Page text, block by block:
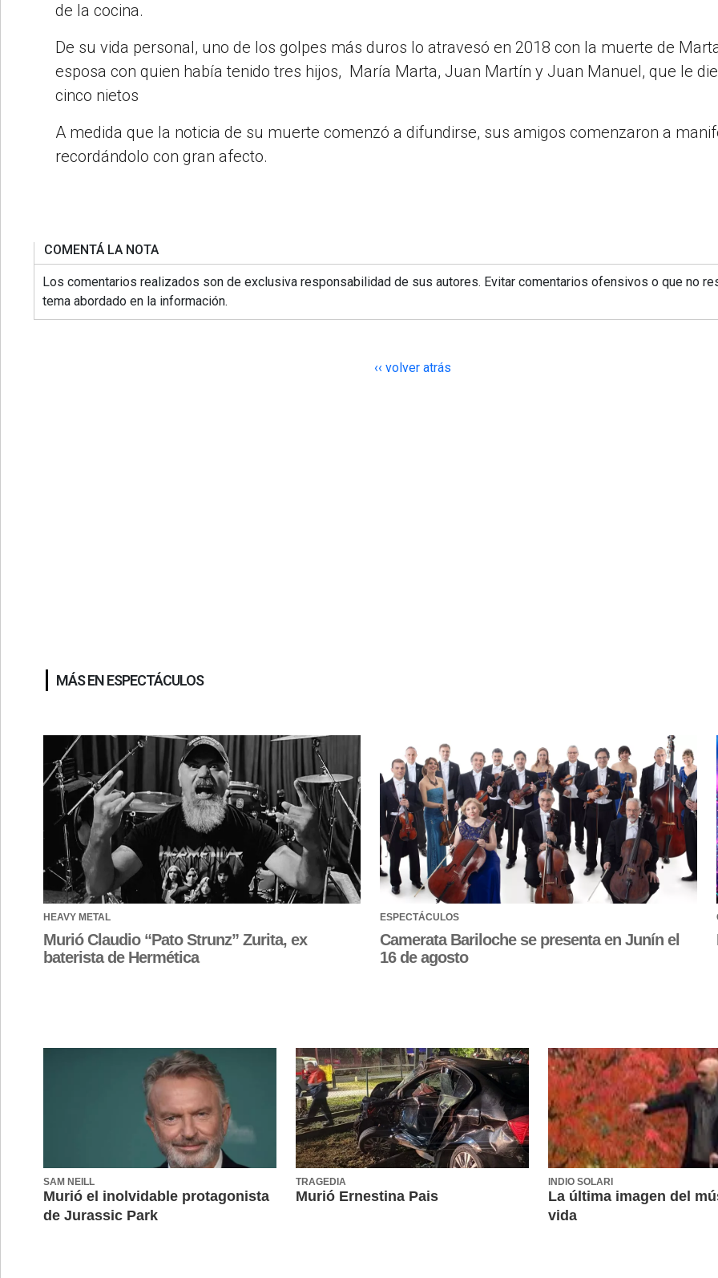
de la cocina.
De su vida personal, uno de los golpes más duros lo atravesó en 2018 con la muerte de
esposa con quien había tenido tres hijos, María Marta, Juan Martín y Juan Manuel, que le
cinco nietos
A medida que la noticia de su muerte comenzó a difundirse, sus amigos comenzaron a
recordándolo con gran afecto.
COMENTÁ LA NOTA
Los comentarios realizados son de exclusiva responsabilidad de sus autores. Evitar comentarios ofensivos o que no
tema abordado en la información.
‹‹ volver atrás
MÁS EN ESPECTÁCULOS
HEAVY METAL
Murió Claudio “Pato Strunz” Zurita, ex
baterista de Hermética
ESPECTÁCULOS
Camerata Bariloche se presenta en Junín el
16 de agosto
SAM NEILL
Murió el inolvidable protagonista
de Jurassic Park
TRAGEDIA
Murió Ernestina Pais
INDIO SOLARI
La última imagen del
vida